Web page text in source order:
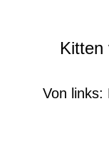
Kitten
Von links: